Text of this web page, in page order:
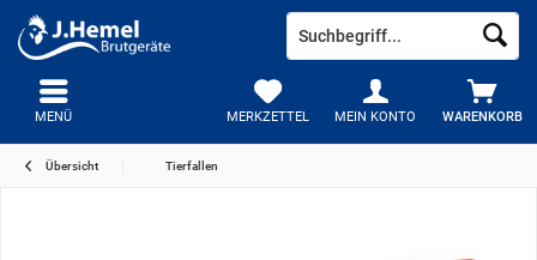
WARENKORB
MERKZETTEL MEIN KONTO
MENÜ
Übersicht Tierfallen